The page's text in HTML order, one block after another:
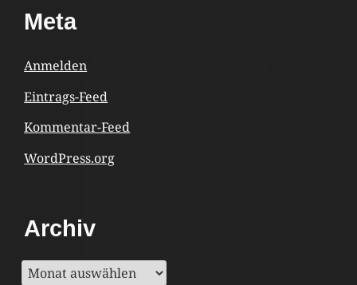
Content
Meta
Anmelden
Eintrags-Feed
Kommentar-Feed
WordPress.org
Archiv
Archiv